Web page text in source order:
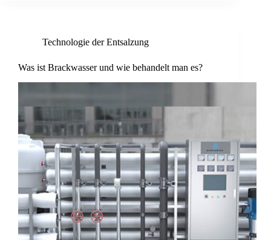
Technologie der Entsalzung
Was ist Brackwasser und wie behandelt man es?